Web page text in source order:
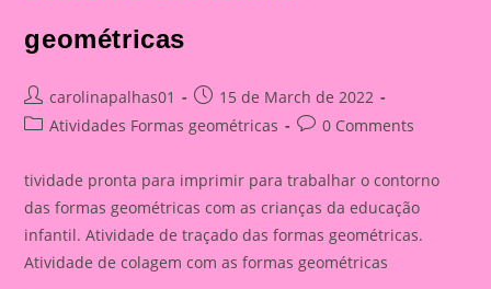
geométricas
Post
author:
carolinapalhas01
Post
published:
15 de March de 2022
PostAtividades Formas geométricas
Post0 Comments
tividade pronta para imprimir para trabalhar o contorno
das formas geométricas com as crianças da educação
infantil. Atividade de traçado das formas geométricas.
Atividade de colagem com as formas geométricas